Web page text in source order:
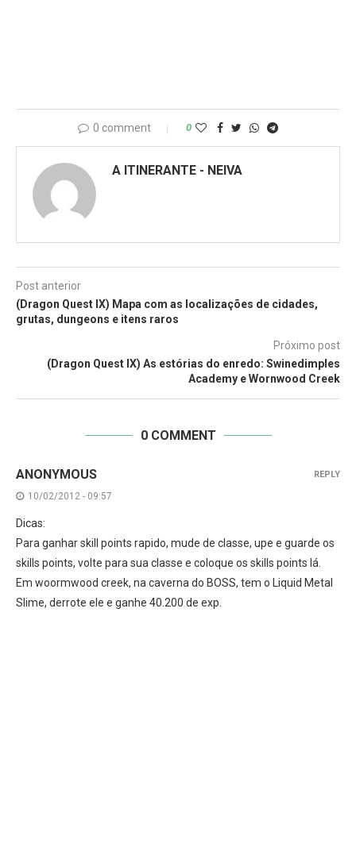
0 comment 0
A ITINERANTE - NEIVA
Post anterior
(Dragon Quest IX) Mapa com as localizações de cidades,
grutas, dungeons e itens raros
Próximo post
(Dragon Quest IX) As estórias do enredo: Swinedimples
Academy e Wornwood Creek
0 COMMENT
ANONYMOUS
10/02/2012 - 09:57
Dicas:
Para ganhar skill points rapido, mude de classe, upe e guarde os
skills points, volte para sua classe e coloque os skills points lá.
Em woormwood creek, na caverna do BOSS, tem o Liquid Metal
Slime, derrote ele e ganhe 40.200 de exp.
REPLY